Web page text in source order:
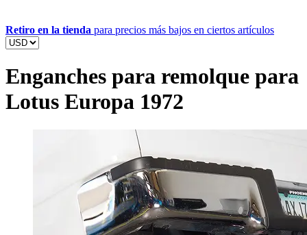
Retiro en la tienda para precios más bajos en ciertos artículos
Enganches para remolque para
Lotus Europa 1972